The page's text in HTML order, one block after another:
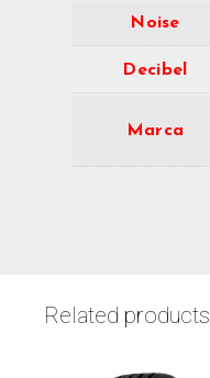
Noise
Decibel
Marca
Related products